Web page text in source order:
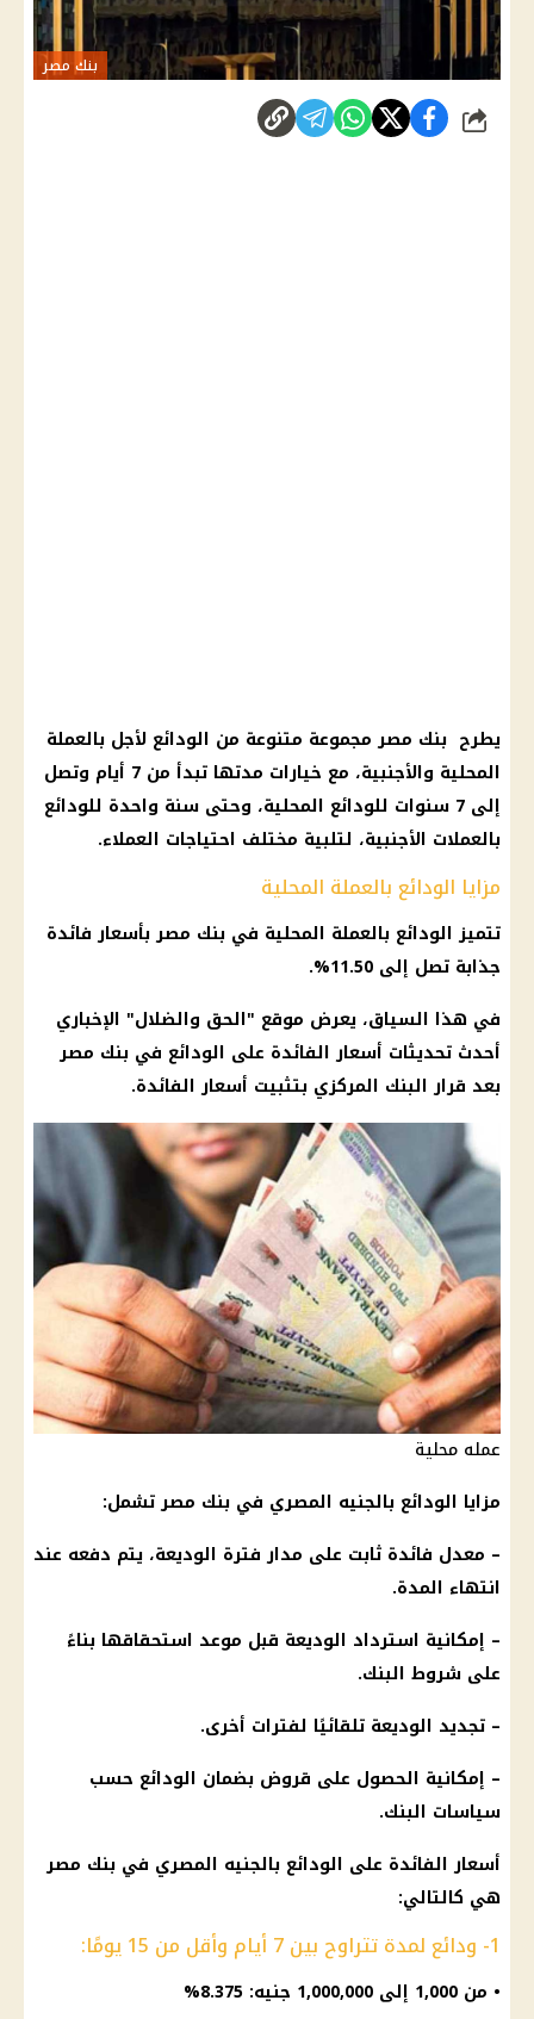
بنك مصر
شارك
يطرح بنك مصر مجموعة متنوعة من الودائع لأجل بالعملة
المحلية والأجنبية، مع خيارات مدتها تبدأ من 7 أيام وتصل
إلى 7 سنوات للودائع المحلية، وحتى سنة واحدة للودائع
بالعملات الأجنبية، لتلبية مختلف احتياجات العملاء.
مزايا الودائع بالعملة المحلية
تتميز الودائع بالعملة المحلية في بنك مصر بأسعار فائدة
جذابة تصل إلى 11.50%.
في هذا السياق، يعرض موقع "الحق والضلال" الإخباري
أحدث تحديثات أسعار الفائدة على الودائع في بنك مصر
بعد قرار البنك المركزي بتثبيت أسعار الفائدة.
عمله محلية
مزايا الودائع بالجنيه المصري في بنك مصر تشمل:
– معدل فائدة ثابت على مدار فترة الوديعة، يتم دفعه عند
انتهاء المدة.
– إمكانية استرداد الوديعة قبل موعد استحقاقها بناءً
على شروط البنك.
– تجديد الوديعة تلقائيًا لفترات أخرى.
– إمكانية الحصول على قروض بضمان الودائع حسب
سياسات البنك.
أسعار الفائدة على الودائع بالجنيه المصري في بنك مصر
هي كالتالي:
1- ودائع لمدة تتراوح بين 7 أيام وأقل من 15 يومًا:
• من 1,000 إلى 1,000,000 جنيه: 8.375%